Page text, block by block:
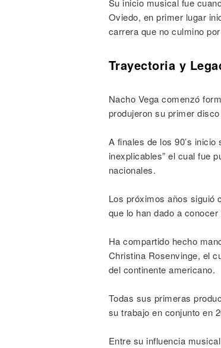
Su inicio musical fue
Oviedo, en primer lugar
carrera que no culmino
Trayectoria y
Nacho Vega comenzó
produjeron su primer
A finales de los 90’s
inexplicables” el cual fue
nacionales.
Los próximos años siguió
que lo han dado a
Ha compartido hecho
Christina Rosenvinge, el
del continente americano.
Todas sus primeras
su trabajo en conjunto en
Entre su influencia